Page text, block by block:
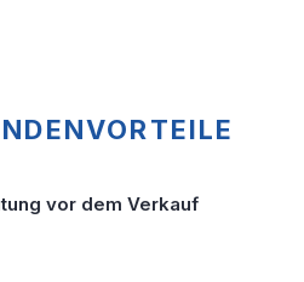
vor dem Verkauf